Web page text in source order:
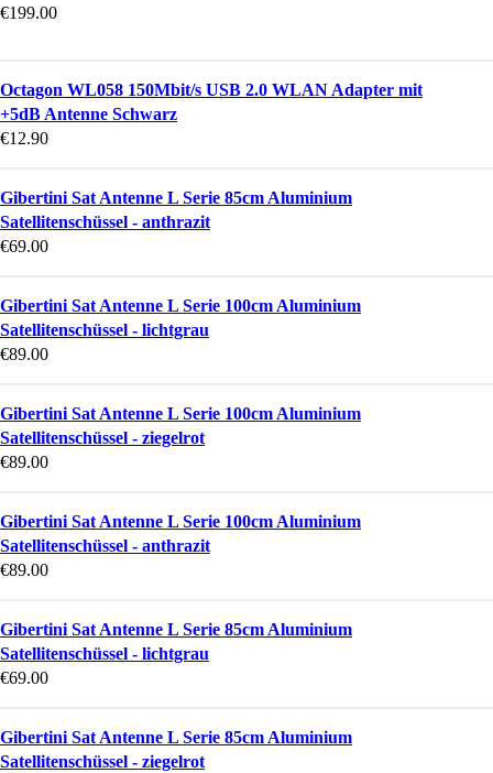
€199.00
Octagon WL058 150Mbit/s USB 2.0 WLAN Adapter mit
+5dB Antenne Schwarz
€12.90
Gibertini Sat Antenne L Serie 85cm Aluminium
Satellitenschüssel - anthrazit
€69.00
Gibertini Sat Antenne L Serie 100cm Aluminium
Satellitenschüssel - lichtgrau
€89.00
Gibertini Sat Antenne L Serie 100cm Aluminium
Satellitenschüssel - ziegelrot
€89.00
Gibertini Sat Antenne L Serie 100cm Aluminium
Satellitenschüssel - anthrazit
€89.00
Gibertini Sat Antenne L Serie 85cm Aluminium
Satellitenschüssel - lichtgrau
€69.00
Gibertini Sat Antenne L Serie 85cm Aluminium
Satellitenschüssel - ziegelrot